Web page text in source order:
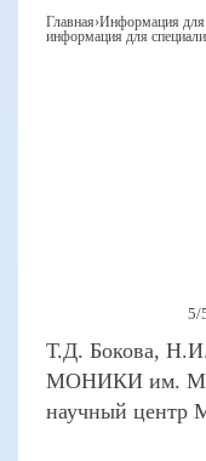
Главная›Информация для
информация для
5/
Т.Д. Бокова,
МОНИКИ им.
научный